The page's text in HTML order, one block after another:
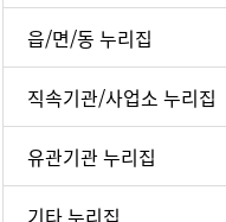
읍/면/동 누리집
직속기관/사업소 누리집
유관기관 누리집
기타 누리집